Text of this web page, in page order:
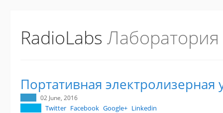
RadioLabs
Портативная электролизерная
02 June, 2016
Twitter Facebook Google+ Linkedin